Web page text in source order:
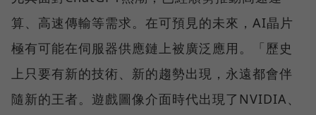
算、高速傳輸等需求。在可預見的未來，AI晶片
極有可能在伺服器供應鏈上被廣泛應用。「歷史
上只要有新的技術、新的趨勢出現，永遠都會伴
隨新的王者。遊戲圖像介面時代出現了NVIDIA、